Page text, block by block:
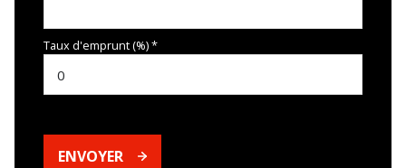
Taux d'emprunt (%) *
ENVOYER